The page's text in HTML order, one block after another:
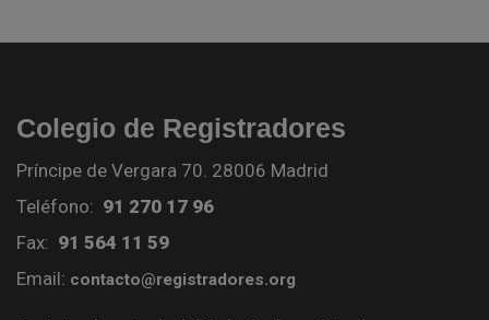
Colegio de Registradores
Príncipe de Vergara 70. 28006 Madrid
Teléfono: 91 270 17 96
Fax: 91 564 11 59
Email: contacto@registradores.org